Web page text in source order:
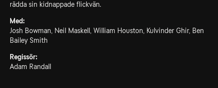
rädda sin kidnappade flickvän.
Med:
Josh Bowman, Neil Maskell, William Houston, Kulvinder Ghir, Ben
Bailey Smith
Regissör:
Adam Randall